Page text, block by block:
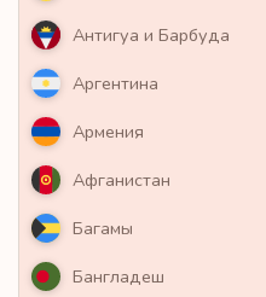
Антигуа и Барбуда
Аргентина
Армения
Афганистан
Багамы
Бангладеш